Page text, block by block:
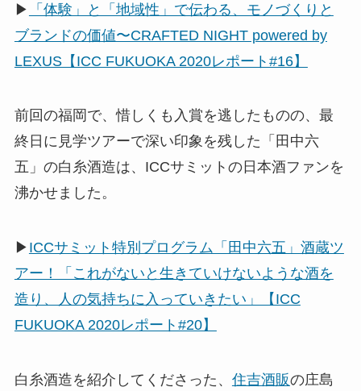
▶
「体験」と「地域性」で伝わる、モノづくりと
ブランドの価値〜CRAFTED NIGHT powered by
LEXUS【ICC FUKUOKA 2020レポート#16】
前回の福岡で、惜しくも入賞を逃したものの、最
終日に見学ツアーで深い印象を残した「田中六
五」の白糸酒造は、ICCサミットの日本酒ファンを
沸かせました。
▶ ICCサミット特別プログラム「田中六五」酒蔵ツ
アー！「これがないと生きていけないような酒を
造り、人の気持ちに入っていきたい」【ICC
FUKUOKA 2020レポート#20】
白糸酒造を紹介してくださった、 住吉酒販の庄島